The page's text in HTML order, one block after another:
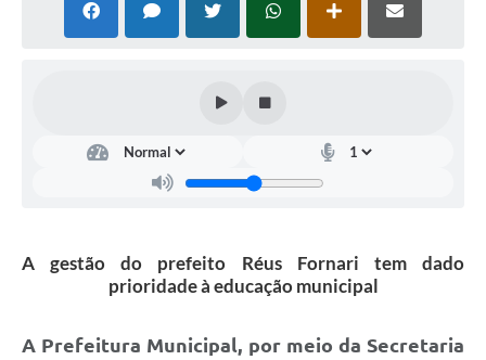
Galeria de Fotos
A gestão do prefeito Réus Fornari tem dado
prioridade à educação municipal
A Prefeitura Municipal, por meio da Secretaria